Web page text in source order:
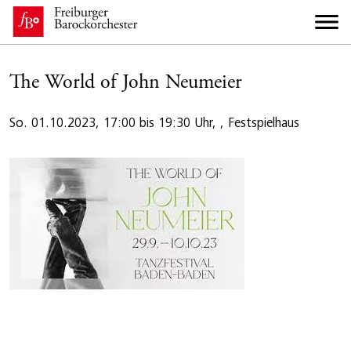
The World of John Neumeier
So. 01.10.2023, 17:00 bis 19:30 Uhr, , Festspielhaus